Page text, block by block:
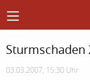
Sturmschaden
03.03.2007, 15:30 Uhr